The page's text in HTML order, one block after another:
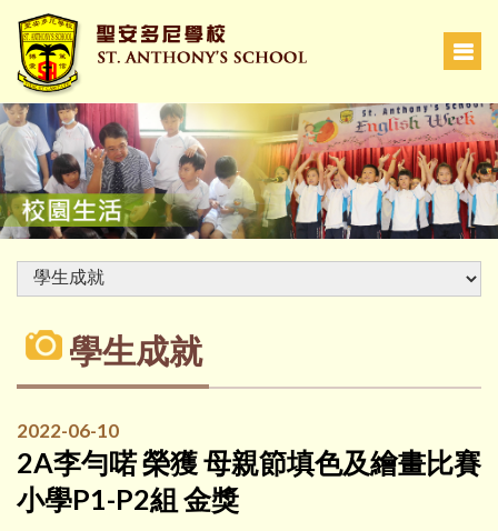
學生成就
2022-06-10
2A李勻喏 榮獲 母親節填色及繪畫比賽
小學P1-P2組 金獎